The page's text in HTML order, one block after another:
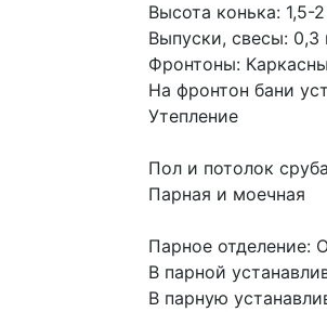
Высота конька: 1,5-
Выпуски, свесы:
Фронтоны:
На фронтон бани
Утепление
Пол и потолок
Парная и моечная
Парное отделение:
В парной
В парную